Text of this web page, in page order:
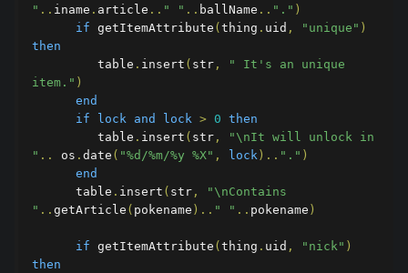
" .. iname . article .. " " .. ballName .. "." )
if getItemAttribute ( thing . uid , "unique" )
then
         table
. insert ( str ,
" It's an unique
item." )
end
if
lock and lock > 0 then
         table
. insert ( str ,
"\nIt will unlock in
" .. os . date ( "%d/%m/%y %X" , lock ).. "." )
end
      table
. insert ( str ,
"\nContains
" .. getArticle ( pokename ).. " " .. pokename )
if getItemAttribute ( thing . uid , "nick" )
then